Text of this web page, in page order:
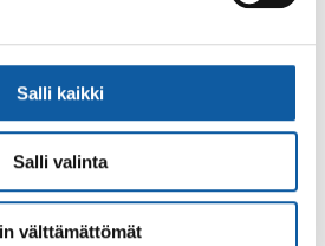
Salli kaikki
Salli valinta
välttämättömät
Asiointi
Yhteystietohaku
Palvelupiste
Asiakirjojen